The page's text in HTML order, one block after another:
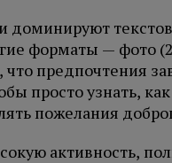
доминируют
форматы — фото
предпочтения
просто узнать,
пожелания
активность,